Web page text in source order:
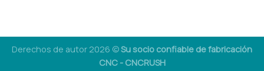
Derechos de autor 2026 ©Su socio confiable de fabricación
CNC - CNCRUSH